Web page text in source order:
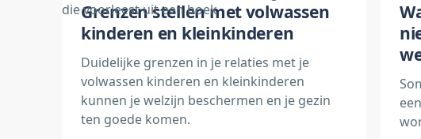
Grenzen stellen met volwassen
kinderen en kleinkinderen
Duidelijke grenzen in je relaties met je
volwassen kinderen en kleinkinderen
kunnen je welzijn beschermen en je gezin
ten goede komen.